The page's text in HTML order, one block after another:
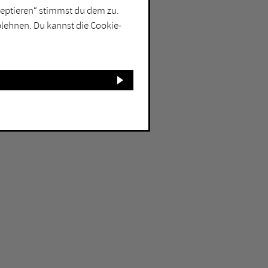
stimmst du dem zu.
Du kannst die Cookie-